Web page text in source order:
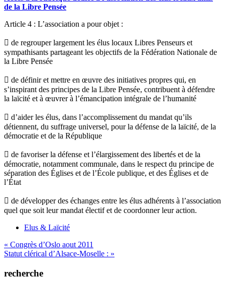
de la Libre Pensée
Article 4 : L’association a pour objet :
 de regrouper largement les élus locaux Libres Penseurs et
sympathisants partageant les objectifs de la Fédération Nationale de
la Libre Pensée
 de définir et mettre en œuvre des initiatives propres qui, en
s’inspirant des principes de la Libre Pensée, contribuent à défendre
la laïcité et à œuvrer à l’émancipation intégrale de l’humanité
 d’aider les élus, dans l’accomplissement du mandat qu’ils
détiennent, du suffrage universel, pour la défense de la laïcité, de la
démocratie et de la République
 de favoriser la défense et l’élargissement des libertés et de la
démocratie, notamment communale, dans le respect du principe de
séparation des Églises et de l’École publique, et des Églises et de
l’État
 de développer des échanges entre les élus adhérents à l’association
quel que soit leur mandat électif et de coordonner leur action.
Elus & Laïcité
Navigation
de
l’article
« Congrès d’Oslo aout 2011
Statut clérical d’Alsace-Moselle : »
recherche